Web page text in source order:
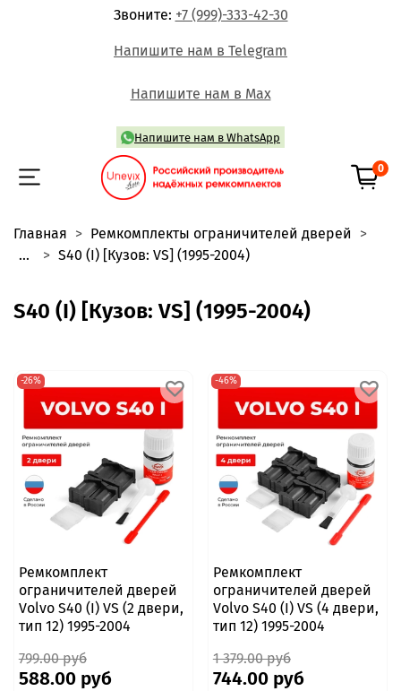
Звоните: +7 (999)-333-42-30
Напишите нам в Telegram
Напишите нам в Max
Напишите нам в WhatsApp
0
Главная
Ремкомплекты ограничителей дверей
...
S40 (I) [Кузов: VS] (1995-2004)
S40 (I) [Кузов: VS] (1995-2004)
-26%
Ремкомплект
ограничителей дверей
Volvo S40 (I) VS (2 двери,
тип 12) 1995-2004
799.00 руб
588.00 руб
-46%
Ремкомплект
ограничителей дверей
Volvo S40 (I) VS (4 двери,
тип 12) 1995-2004
1 379.00 руб
744.00 руб